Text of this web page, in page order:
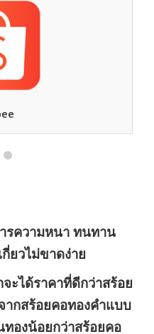
รความหนา ทนทาน
ยวไม่ขาดง่าย
ะได้ราคาที่ดีกว่าสร้อย
ากสร้อยคอทองคำแบบ
องน้อยกว่าสร้อยคอ